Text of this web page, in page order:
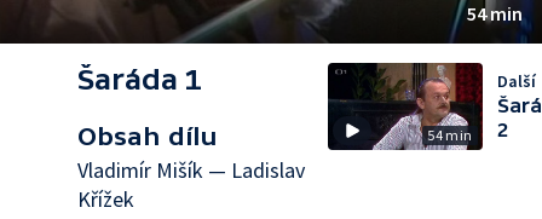
54 min
Šaráda 1
Obsah dílu
Vladimír Mišík — Ladislav
Křížek
54 min
Další
2